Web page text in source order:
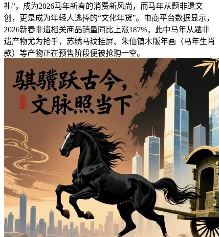
礼”，成为2026马年新春的消费新风尚，而马年从题非遗文
创，更是成为年轻人逃捧的“文化年货”。电商平台数据显示，
2026新春非遗相关商品销量同比上涨187%，此中马年从题非
遗产物尤为抢手，苏绣马纹挂屏、朱仙镇木版年画（马年生肖
款）等产物正在预售阶段便被抢购一空。